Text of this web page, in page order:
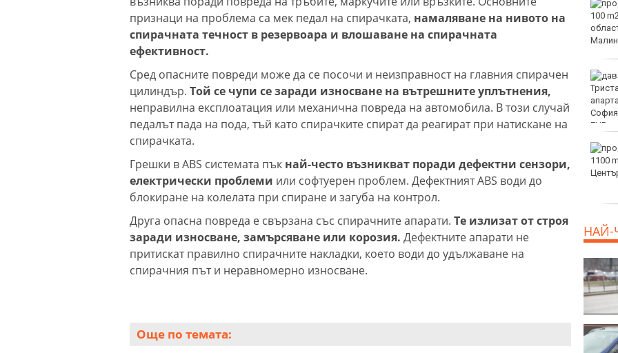
признаци на проблема са мек педал на спирачката, намаляване на нивото на
спирачната течност в резервоара и влошаване на спирачната
ефективност.
Сред опасните повреди може да се посочи и неизправност на главния спирачен
цилиндър. Той се чупи се заради износване на вътрешните уплътнения,
неправилна експлоатация или механична повреда на автомобила. В този случай
педалът пада на пода, тъй като спирачките спират да реагират при натискане на
спирачката.
Грешки в ABS системата пък най-често възникват поради дефектни сензори,
електрически проблеми или софтуерен проблем. Дефектният ABS води до
блокиране на колелата при спиране и загуба на контрол.
Друга опасна повреда е свързана със спирачните апарати. Те излизат от строя
заради износване, замърсяване или корозия. Дефектните апарати не
притискат правилно спирачните накладки, което води до удължаване на
спирачния път и неравномерно износване.
Още по темата:
Вечерен крос ще се
проведе тази събота в
Варна
Тази събота: откриват
ловния сезон за пернат
дивеч
Атлетик (Провадия) за
Аматьорската купа
НАЙ-